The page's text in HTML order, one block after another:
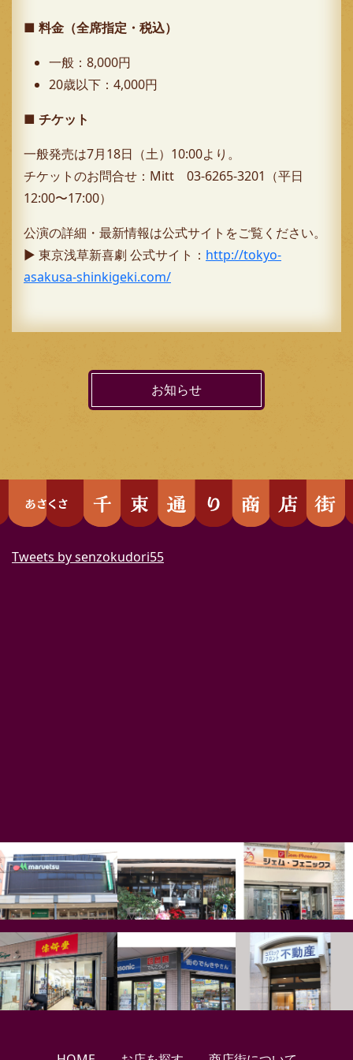
■ 料金（全席指定・税込）
一般：8,000円
20歳以下：4,000円
■ チケット
一般発売は7月18日（土）10:00より。
チケットのお問合せ：Mitt 03-6265-3201（平日
12:00〜17:00）
公演の詳細・最新情報は公式サイトをご覧ください。
▶ 東京浅草新喜劇 公式サイト： http://tokyo-
asakusa-shinkigeki.com/
お知らせ
Tweets by senzokudori55